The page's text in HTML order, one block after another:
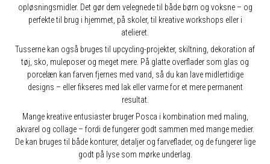
opløsningsmidler. Det gør dem velegnede til både børn og voksne – og
perfekte til brug i hjemmet, på skoler, til kreative workshops eller i
atelieret.
Tusserne kan også bruges til upcycling-projekter, skiltning, dekoration af
tøj, sko, muleposer og meget mere. På glatte overflader som glas og
porcelæn kan farven fjernes med vand, så du kan lave midlertidige
designs – eller fikseres med lak eller varme for et mere permanent
resultat.
Mange kreative entusiaster bruger Posca i kombination med maling,
akvarel og collage – fordi de fungerer godt sammen med mange medier.
De kan bruges til både konturer, detaljer og farveflader, og de fungerer lige
godt på lyse som mørke underlag.